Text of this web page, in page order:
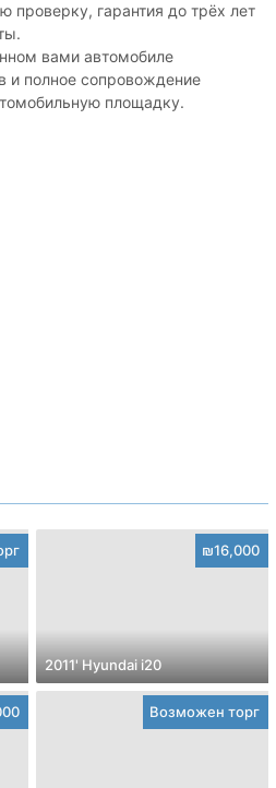
гарантия до трёх лет
вами автомобиле
и полное сопровождение
площадку.
₪16,000
2011' Hyundai i20
Возможен торг